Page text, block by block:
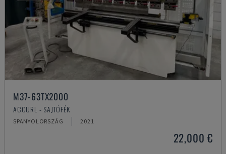
M37-63TX2000
ACCURL - SAJTÓFÉK
SPANYOLORSZÁG 2021
22,000 €